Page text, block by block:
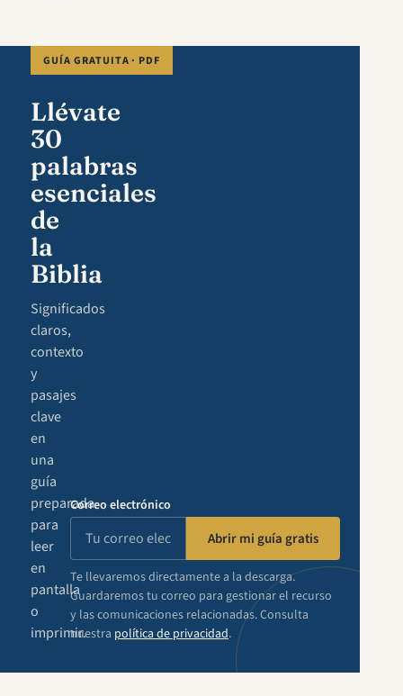
GUÍA GRATUITA · PDF
Llévate
30
palabras
esenciales
de
la
Biblia
Significados
claros,
contexto
y
pasajes
clave
en
una
guía
preparada
para
leer
en
pantalla
o
imprimir.
Correo electrónico
Abrir mi guía gratis
Te llevaremos directamente a la descarga.
Guardaremos tu correo para gestionar el recurso
y las comunicaciones relacionadas. Consulta
nuestra política de privacidad.